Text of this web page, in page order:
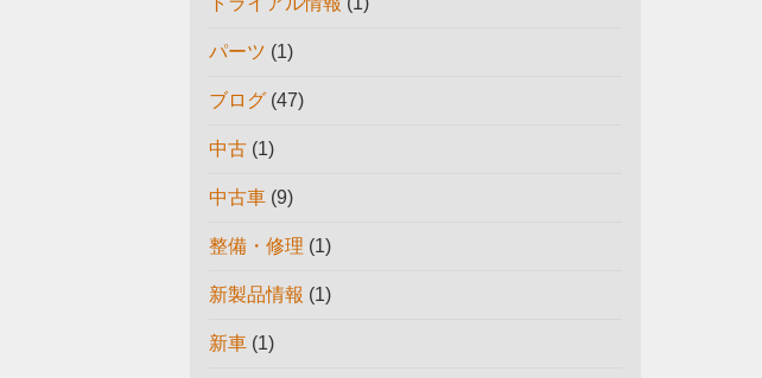
パーツ (1)
ブログ (47)
中古 (1)
中古車 (9)
整備・修理 (1)
新製品情報 (1)
新車 (1)